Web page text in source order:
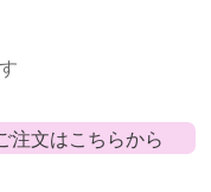
注文はこちらから